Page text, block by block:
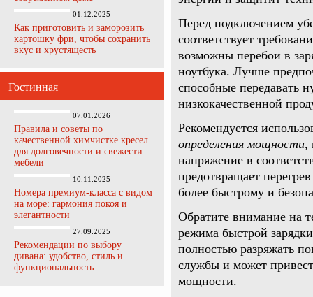
01.12.2025
Как приготовить и заморозить
картошку фри, чтобы сохранить
вкус и хрустящесть
Гостинная
07.01.2026
Правила и советы по
качественной химчистке кресел
для долговечности и свежести
мебели
10.11.2025
Номера премиум-класса с видом
на море: гармония покоя и
элегантности
27.09.2025
Рекомендации по выбору
дивана: удобство, стиль и
функциональность
Перед подключением
соответствует
возможны перебои в
ноутбука. Лучше
способные передавать
низкокачественной
Рекомендуется
определения мощности,
напряжение в
предотвращает
более быстрому и
Обратите внимание на
режима быстрой
полностью разряжать
службы и может
мощности.